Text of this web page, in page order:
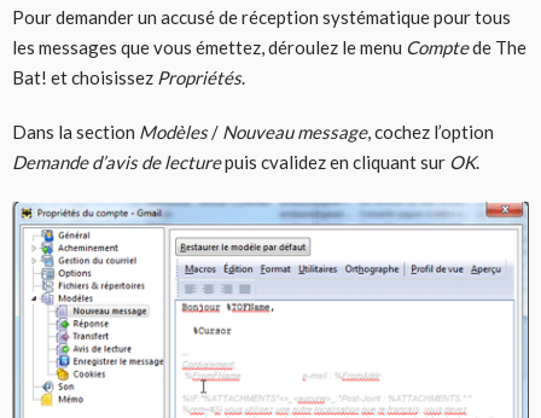
Pour demander un accusé de réception systématique pour tous
les messages que vous émettez, déroulez le menu Comptede The
Bat! et choisissez Propriétés.
Dans la section Modèles/ Nouveau message, cochez l’option
Demande d’avis de lecturepuis cvalidez en cliquant sur OK.